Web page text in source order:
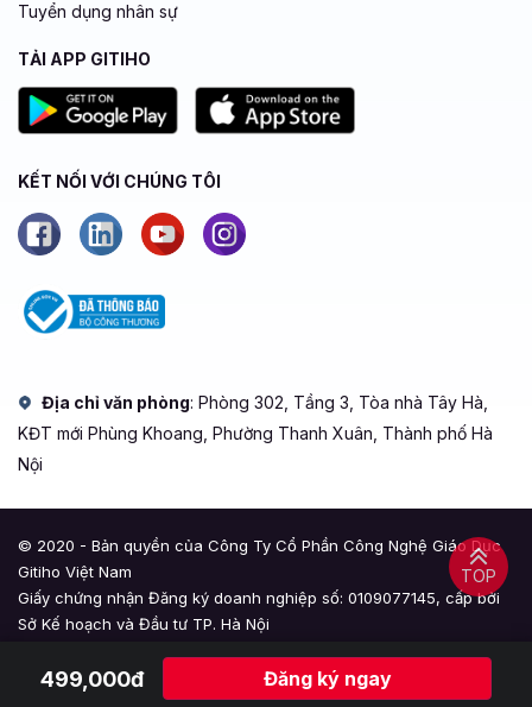
499,000đ Đăng ký ngay
TOP
Tuyển dụng nhân sự
TẢI APP GITIHO
KẾT NỐI VỚI CHÚNG TÔI
Địa chỉ văn phòng: Phòng 302, Tầng 3, Tòa nhà Tây Hà,
KĐT mới Phùng Khoang, Phường Thanh Xuân, Thành phố Hà
Nội
© 2020 - Bản quyền của Công Ty Cổ Phần Công Nghệ Giáo Dục
Gitiho Việt Nam
Giấy chứng nhận Đăng ký doanh nghiệp số: 0109077145, cấp bởi
Sở Kế hoạch và Đầu tư TP. Hà Nội
thông